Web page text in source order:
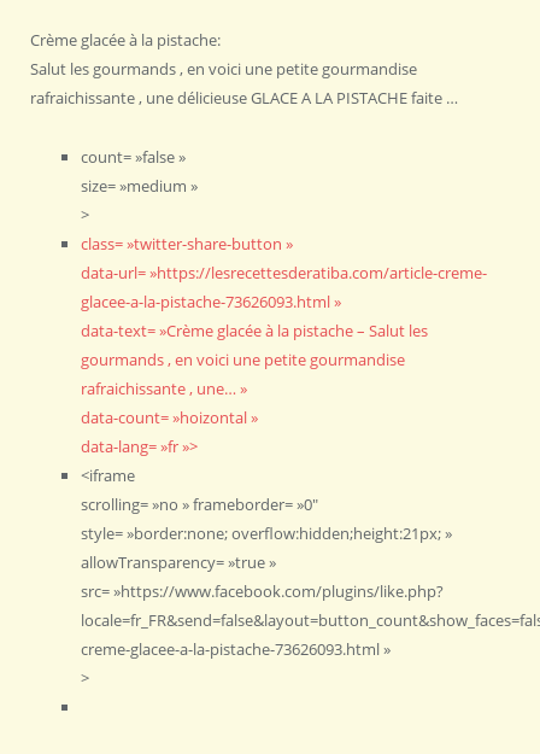
Crème glacée à la pistache:
Salut les gourmands , en voici une petite gourmandise
rafraichissante , une délicieuse GLACE A LA PISTACHE faite …
count= »false »
size= »medium »
>
class= »twitter-share-button »
data-url= »https://lesrecettesderatiba.com/article-creme-
glacee-a-la-pistache-73626093.html »
data-text= »Crème glacée à la pistache – Salut les
gourmands , en voici une petite gourmandise
rafraichissante , une… »
data-count= »hoizontal »
data-lang= »fr »>
<iframe
scrolling= »no » frameborder= »0″
style= »border:none; overflow:hidden;height:21px; »
allowTransparency= »true »
src= »https://www.facebook.com/plugins/like.php?
creme-glacee-a-la-pistache-73626093.html »
>